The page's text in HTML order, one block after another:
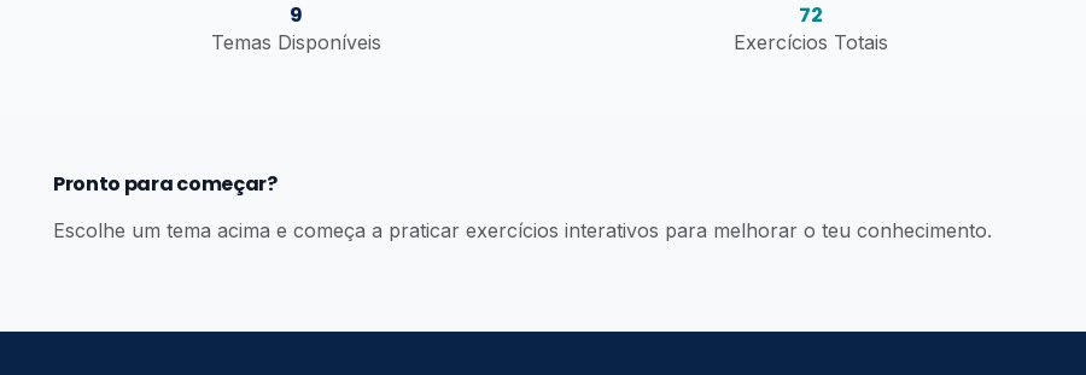
9
Temas Disponíveis
72
Exercícios Totais
Pronto para começar?
Escolhe um tema acima e começa a praticar exercícios interativos para melhorar o teu conhecimento.